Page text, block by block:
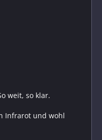
weit, so klar.
Infrarot und wohl